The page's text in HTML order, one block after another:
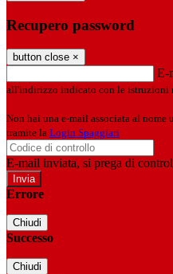
Recupero password
button close ×
E-
all'indirizzo indicato con le istruzioni
Non hai una e-mail associata al nome
tramite la Login Spaggiari
E-mail inviata, si prega di
Errore
Chiudi
Successo
Chiudi